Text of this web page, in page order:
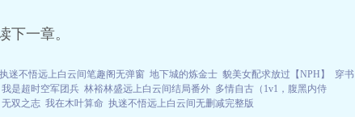
下一章。
执迷不悟远上白云间笔趣阁无弹窗 地下城的炼金士 貌美女配求放过【NPH】
穿书
我是超时空军团兵 林裕林盛远上白云间结局番外 多情自古（1v1，腹黑内侍
无双之志 我在木叶算命 执迷不悟远上白云间无删减完整版